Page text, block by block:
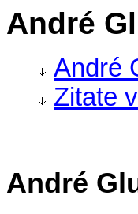
André
André
Zitate
André